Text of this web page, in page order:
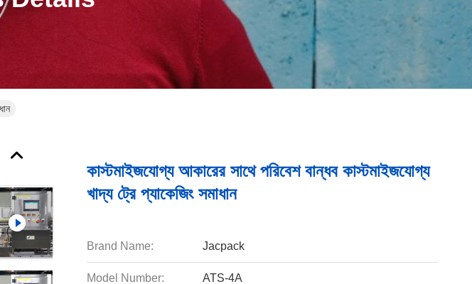
কাস্টমাইজযোগ্য আকারের সাথে পরিবেশ বান্ধব কাস্টমাইজযোগ্য
খাদ্য ট্রে প্যাকেজিং সমাধান
Brand Name: Jacpack
Model Number: ATS-4A